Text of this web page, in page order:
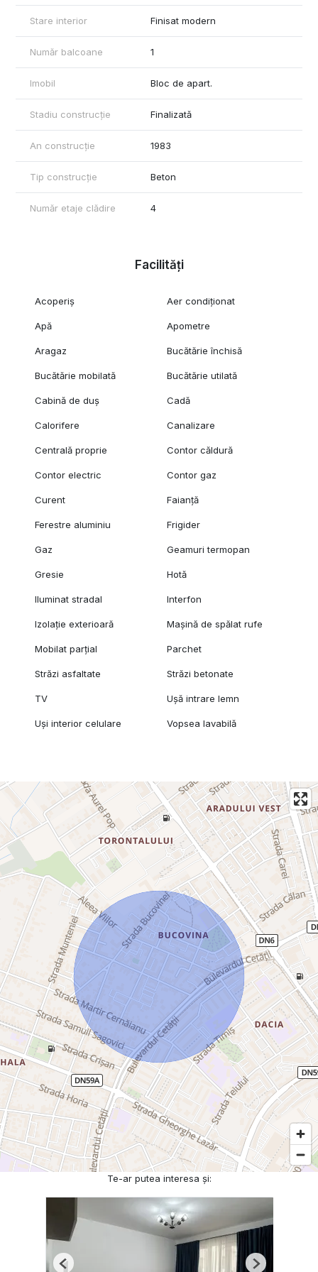
Stare interior Finisat modern
Număr balcoane 1
Imobil Bloc de apart.
Stadiu construcție Finalizată
An construcție 1983
Tip construcție Beton
Număr etaje clădire 4
Facilități
Acoperiș Aer condiționat
Apă Apometre
Aragaz Bucătărie închisă
Bucătărie mobilată Bucătărie utilată
Cabină de duș Cadă
Calorifere Canalizare
Centrală proprie Contor căldură
Contor electric Contor gaz
Curent Faianță
Ferestre aluminiu Frigider
Gaz Geamuri termopan
Gresie Hotă
Iluminat stradal Interfon
Izolație exterioară Mașină de spălat rufe
Mobilat parțial Parchet
Străzi asfaltate Străzi betonate
TV Ușă intrare lemn
Uși interior celulare Vopsea lavabilă
Te-ar putea interesa și:
Previous Next